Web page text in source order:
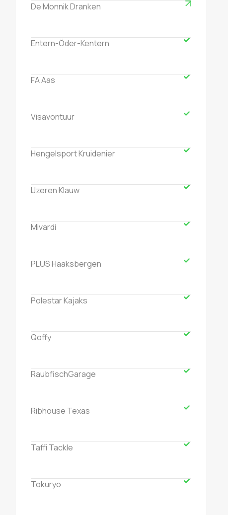
De Monnik Dranken
Entern-Öder-Kentern
FA Aas
Visavontuur
Hengelsport Kruidenier
IJzeren Klauw
Mivardi
PLUS Haaksbergen
Polestar Kajaks
Qoffy
RaubfischGarage
Ribhouse Texas
Taffi Tackle
Tokuryo